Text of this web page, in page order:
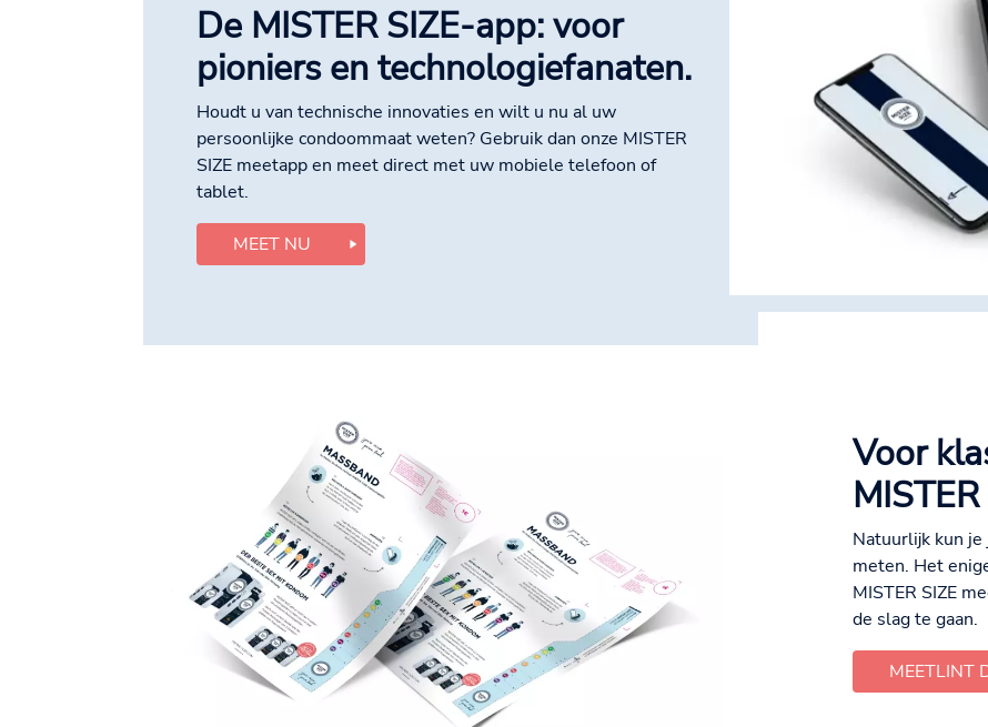
De MISTER SIZE-app: voor
pioniers en technologiefanaten.
Houdt u van technische innovaties en wilt u nu al uw
persoonlijke condoommaat weten? Gebruik dan onze MISTER
SIZE meetapp en meet direct met uw mobiele telefoon of
tablet.
MEET NU
Voor
Natuurlijk kun
meten. Het
MISTER SIZE
de slag te gaan.
MEETLINT